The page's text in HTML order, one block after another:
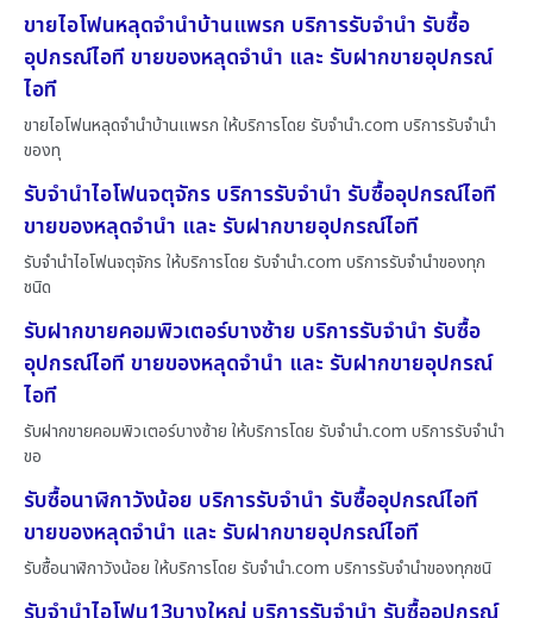
ขายไอโฟนหลุดจำนำบ้านแพรก บริการรับจำนำ รับซื้อ
อุปกรณ์ไอที ขายของหลุดจำนำ และ รับฝากขายอุปกรณ์
ไอที
ขายไอโฟนหลุดจำนำบ้านแพรก ให้บริการโดย รับจํานํา.com บริการรับจำนำ
ของทุ
รับจำนำไอโฟนจตุจักร บริการรับจำนำ รับซื้ออุปกรณ์ไอที
ขายของหลุดจำนำ และ รับฝากขายอุปกรณ์ไอที
รับจำนำไอโฟนจตุจักร ให้บริการโดย รับจํานํา.com บริการรับจำนำของทุก
ชนิด
รับฝากขายคอมพิวเตอร์บางซ้าย บริการรับจำนำ รับซื้อ
อุปกรณ์ไอที ขายของหลุดจำนำ และ รับฝากขายอุปกรณ์
ไอที
รับฝากขายคอมพิวเตอร์บางซ้าย ให้บริการโดย รับจํานํา.com บริการรับจำนำ
ขอ
รับซื้อนาฬิกาวังน้อย บริการรับจำนำ รับซื้ออุปกรณ์ไอที
ขายของหลุดจำนำ และ รับฝากขายอุปกรณ์ไอที
รับซื้อนาฬิกาวังน้อย ให้บริการโดย รับจํานํา.com บริการรับจำนำของทุกชนิ